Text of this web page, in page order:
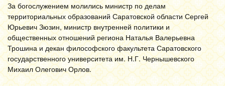
За богослужением молились министр по делам
территориальных образований Саратовской области Сергей
Юрьевич Зюзин, министр внутренней политики и
общественных отношений региона Наталья Валерьевна
Трошина и декан философского факультета Саратовского
государственного университета им. Н.Г. Чернышевского
Михаил Олегович Орлов.